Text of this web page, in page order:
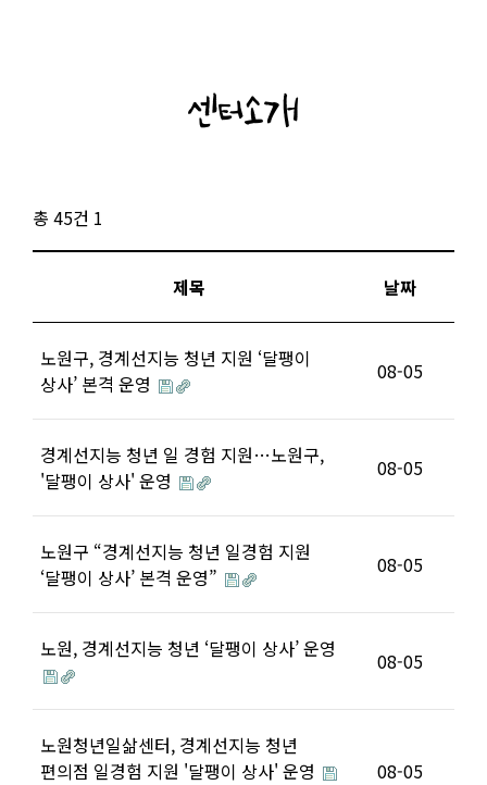
센터소개
총 45건 1
제목 날짜
노원구, 경계선지능 청년 지원 ‘달팽이
상사’ 본격 운영
08-05
경계선지능 청년 일 경험 지원…노원구,
'달팽이 상사' 운영
08-05
노원구 “경계선지능 청년 일경험 지원
‘달팽이 상사’ 본격 운영”
08-05
노원, 경계선지능 청년 ‘달팽이 상사’ 운영 08-05
노원청년일삶센터, 경계선지능 청년
편의점 일경험 지원 '달팽이 상사' 운영
08-05